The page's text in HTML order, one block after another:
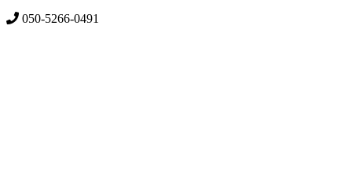
050-5266-0491